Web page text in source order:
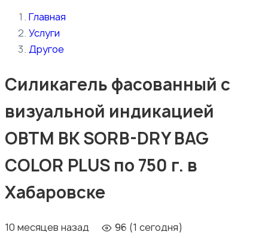
Главная
Услуги
Другое
Силикагель фасованный с
визуальной индикацией
ОВТМ ВК SORB-DRY BAG
COLOR PLUS по 750 г. в
Хабаровске
10 месяцев назад
96 (1 сегодня)